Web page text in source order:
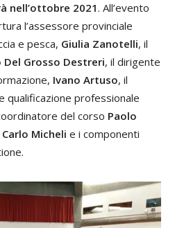
nell’ottobre 2021. All’evento
l’assessore provinciale
e pesca, Giulia Zanotelli, il
Del Grosso Destreri, il dirigente
Ivano Artuso, il
qualificazione professionale
del corso Paolo
Carlo Micheli e i componenti